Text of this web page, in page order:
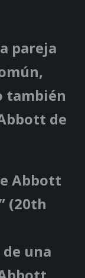
pareja
también
de
Abbott
(20th
una